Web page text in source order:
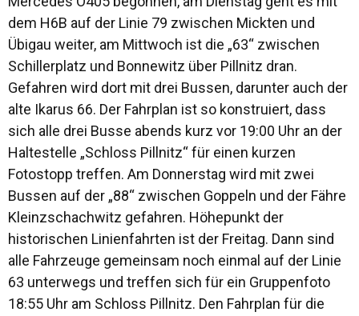
dem H6B auf der Linie 79 zwischen Mickten und
Übigau weiter, am Mittwoch ist die „63“ zwischen
Schillerplatz und Bonnewitz über Pillnitz dran.
Gefahren wird dort mit drei Bussen, darunter auch der
alte Ikarus 66. Der Fahrplan ist so konstruiert, dass
sich alle drei Busse abends kurz vor 19:00 Uhr an der
Haltestelle „Schloss Pillnitz“ für einen kurzen
Fotostopp treffen. Am Donnerstag wird mit zwei
Bussen auf der „88“ zwischen Goppeln und der Fähre
Kleinzschachwitz gefahren. Höhepunkt der
historischen Linienfahrten ist der Freitag. Dann sind
alle Fahrzeuge gemeinsam noch einmal auf der Linie
63 unterwegs und treffen sich für ein Gruppenfoto
18:55 Uhr am Schloss Pillnitz. Den Fahrplan für die